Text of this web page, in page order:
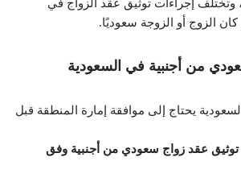
، وتختلف إجراءات توثيق عقد الزواج في
الزوج أو الزوجة سعوديًا.
من أجنبية في السعودية
يحتاج إلى موافقة إمارة المنطقة قبل
عقد زواج سعودي من أجنبية وفق